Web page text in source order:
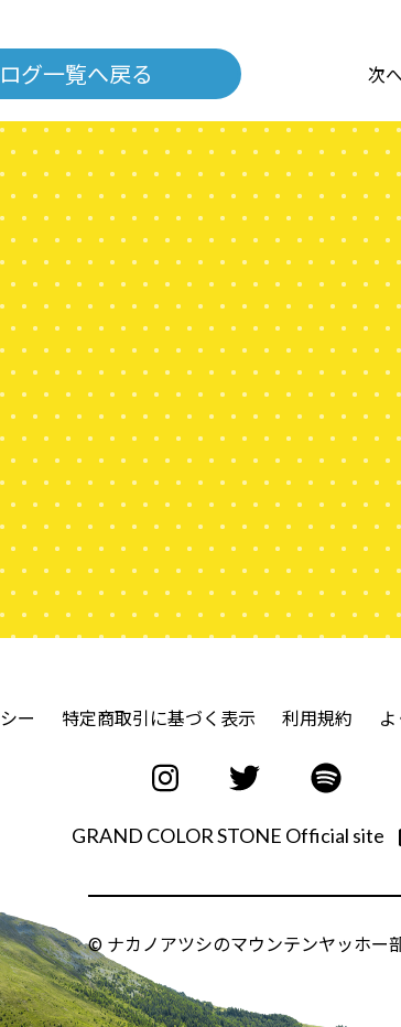
グ一覧へ戻る 次
ー 特定商取引に基づく表示 利用規約
GRAND COLOR STONE Official site
© ナカノアツシのマウンテンヤッホー